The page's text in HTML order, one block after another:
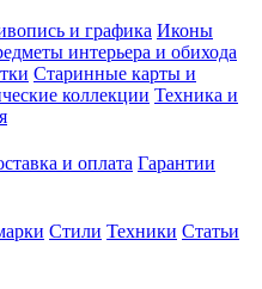
и графика Иконы
интерьера и обихода
Старинные карты и
коллекции Техника и
и оплата Гарантии
Стили Техники Статьи